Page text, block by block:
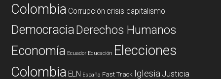
Colombia Corrupción crisis capitalismo
DemocraciaDerechos Humanos
Economía Ecuador Educación Elecciones
Colombia ELN España Fast Track Iglesia Justicia